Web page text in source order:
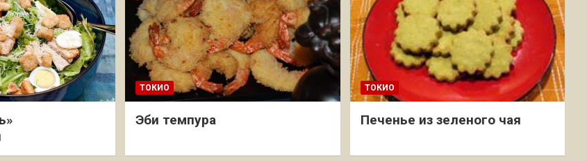
ТОКИО
Эби темпура
ТОКИО
Печенье из зеленого чая